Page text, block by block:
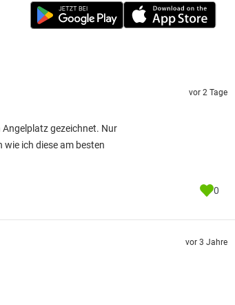
Angelplatz gezeichnet. Nur
ich diese am besten
vor 2 Tage
0
vor 3 Jahre